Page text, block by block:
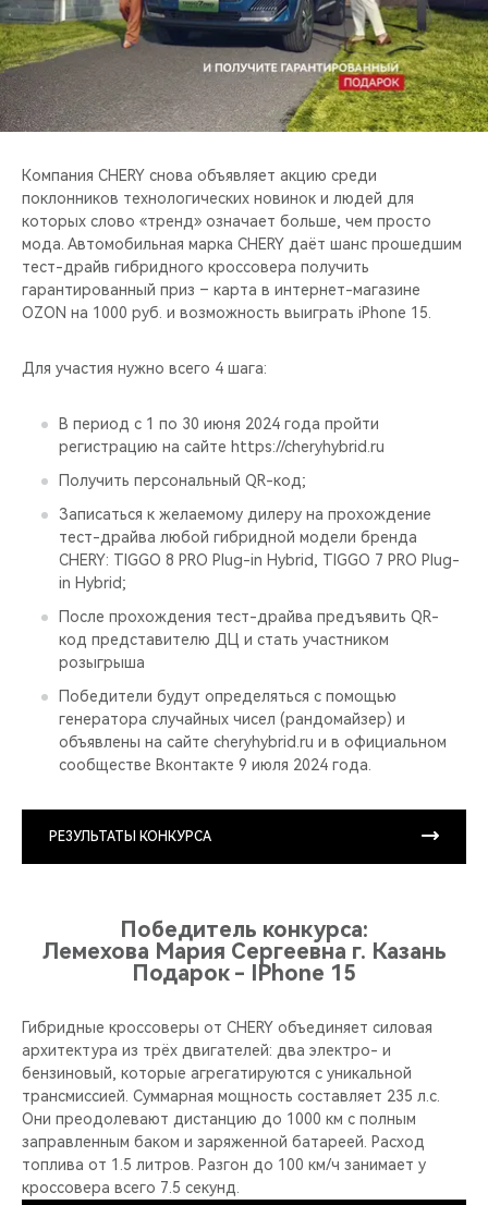
CHERY И СПОРТ
НАШИ МЕРОПРИЯТИЯ
ВИДЕООБЗОРЫ
CHERY ДЛЯ ДЕТЕЙ
Компания CHERY снова объявляет акцию среди
поклонников технологических новинок и людей для
которых слово «тренд» означает больше, чем просто
мода. Автомобильная марка CHERY даёт шанс прошедшим
тест-драйв гибридного кроссовера получить
гарантированный приз – карта в интернет-магазине
OZON на 1000 руб. и возможность выиграть iPhone 15.
Для участия нужно всего 4 шага:
В период с 1 по 30 июня 2024 года пройти
регистрацию на сайте https://cheryhybrid.ru
Получить персональный QR-код;
Записаться к желаемому дилеру на прохождение
тест-драйва любой гибридной модели бренда
CHERY: TIGGO 8 PRO Plug-in Hybrid, TIGGO 7 PRO Plug-
in Hybrid;
После прохождения тест-драйва предъявить QR-
код представителю ДЦ и стать участником
розыгрыша
Победители будут определяться с помощью
генератора случайных чисел (рандомайзер) и
объявлены на сайте cheryhybrid.ru и в официальном
сообществе Вконтакте 9 июля 2024 года.
РЕЗУЛЬТАТЫ КОНКУРСА
Победитель конкурса:
Лемехова Мария Сергеевна г. Казань
Подарок - IPhone 15
Гибридные кроссоверы от CHERY объединяет силовая
архитектура из трёх двигателей: два электро- и
бензиновый, которые агрегатируются с уникальной
трансмиссией. Суммарная мощность составляет 235 л.с.
Они преодолевают дистанцию до 1000 км с полным
заправленным баком и заряженной батареей. Расход
топлива от 1.5 литров. Разгон до 100 км/ч занимает у
кроссовера всего 7.5 секунд.